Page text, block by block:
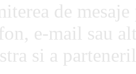
de
e-mail sau
si a